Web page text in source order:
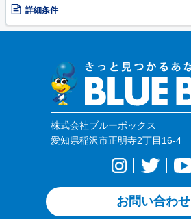
詳細条件
株式会社ブルーボックス
愛知県稲沢市正明寺2丁目16-4
お問い合わせ